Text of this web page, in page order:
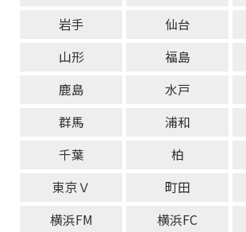
岩手
仙台
山形
福島
鹿島
水戸
群馬
浦和
千葉
柏
東京Ｖ
町田
横浜FM
横浜FC